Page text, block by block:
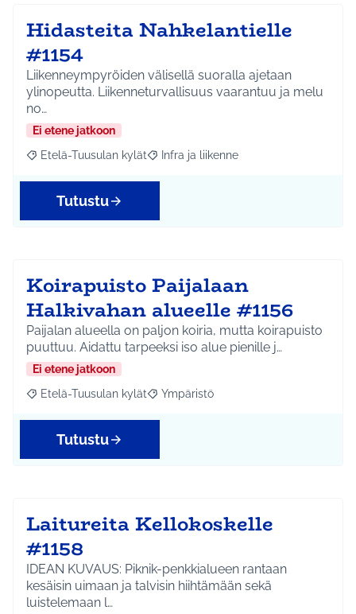
Hidasteita Nahkelantielle
#1154
Liikenneympyröiden välisellä suoralla ajetaan
ylinopeutta. Liikenneturvallisuus vaarantuu ja melu
no…
Ei etene jatkoon
Rajaa tulokset aihepiirin mukaan: Etelä-Tuusulan kylät
Etelä-Tuusulan kylät Rajaa tulokset teeman mukaan: Infra ja
Infra ja liikenne
Tutustu
Koirapuisto Paijalaan
Halkivahan alueelle #1156
Paijalan alueella on paljon koiria, mutta koirapuisto
puuttuu. Aidattu tarpeeksi iso alue pienille j…
Ei etene jatkoon
Rajaa tulokset aihepiirin mukaan: Etelä-Tuusulan kylät
Etelä-Tuusulan kylät Rajaa tulokset teeman mukaan:
Ympäristö
Tutustu
Laitureita Kellokoskelle
#1158
IDEAN KUVAUS: Piknik-penkkialueen rantaan
kesäisin uimaan ja talvisin hiihtämään sekä
luistelemaan l…